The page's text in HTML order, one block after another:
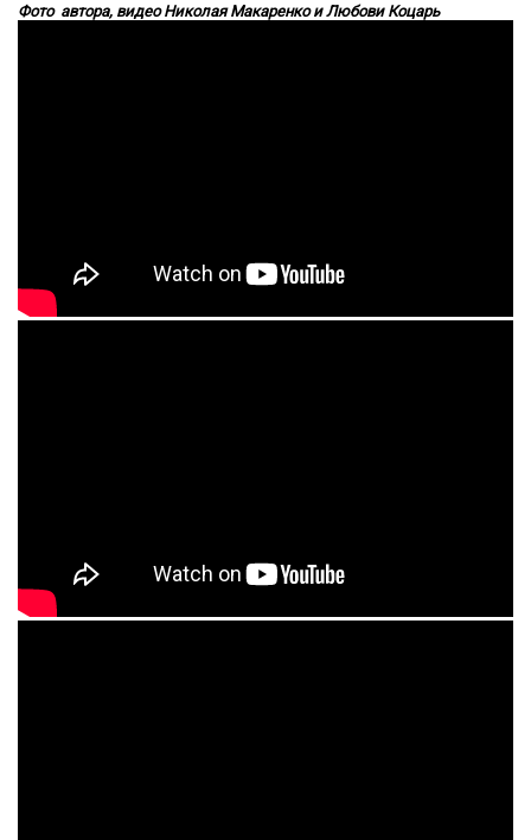
Фото автора, видео Николая Макаренко и Любови Коцарь